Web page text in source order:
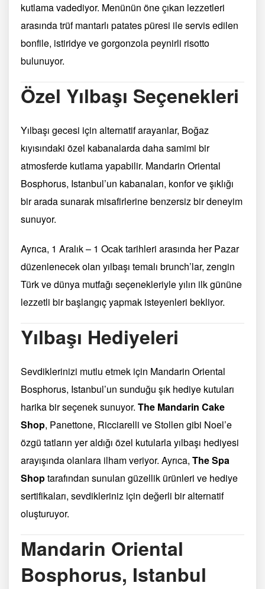
kutlama vadediyor. Menünün öne çıkan lezzetleri
arasında trüf mantarlı patates püresi ile servis edilen
bonfile, istiridye ve gorgonzola peynirli risotto
bulunuyor.
Özel Yılbaşı Seçenekleri
Yılbaşı gecesi için alternatif arayanlar, Boğaz
kıyısındaki özel kabanalarda daha samimi bir
atmosferde kutlama yapabilir. Mandarin Oriental
Bosphorus, Istanbul’un kabanaları, konfor ve şıklığı
bir arada sunarak misafirlerine benzersiz bir deneyim
sunuyor.
Ayrıca, 1 Aralık – 1 Ocak tarihleri arasında her Pazar
düzenlenecek olan yılbaşı temalı brunch’lar, zengin
Türk ve dünya mutfağı seçenekleriyle yılın ilk gününe
lezzetli bir başlangıç yapmak isteyenleri bekliyor.
Yılbaşı Hediyeleri
Sevdiklerinizi mutlu etmek için Mandarin Oriental
Bosphorus, Istanbul’un sunduğu şık hediye kutuları
harika bir seçenek sunuyor. The Mandarin Cake
Shop, Panettone, Ricciarelli ve Stollen gibi Noel’e
özgü tatların yer aldığı özel kutularla yılbaşı hediyesi
arayışında olanlara ilham veriyor. Ayrıca, The Spa
Shoptarafından sunulan güzellik ürünleri ve hediye
sertifikaları, sevdikleriniz için değerli bir alternatif
oluşturuyor.
Mandarin Oriental
Bosphorus, Istanbul